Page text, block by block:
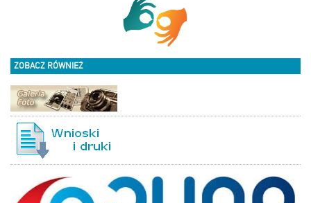
ZOBACZ RÓWNIEŻ